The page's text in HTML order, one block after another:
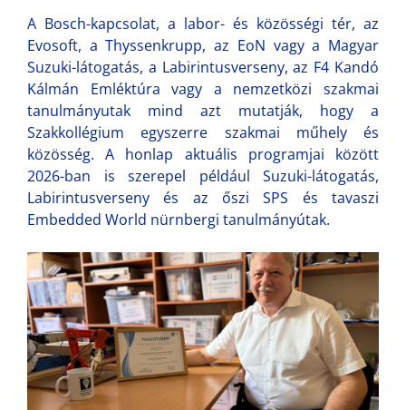
A Bosch-kapcsolat, a labor- és közösségi tér, az
Evosoft, a Thyssenkrupp, az EoN vagy a Magyar
Suzuki-látogatás, a Labirintusverseny, az F4 Kandó
Kálmán Emléktúra vagy a nemzetközi szakmai
tanulmányutak mind azt mutatják, hogy a
Szakkollégium egyszerre szakmai műhely és
közösség. A honlap aktuális programjai között
2026-ban is szerepel például Suzuki-látogatás,
Labirintusverseny és az őszi SPS és tavaszi
Embedded World nürnbergi tanulmányútak.